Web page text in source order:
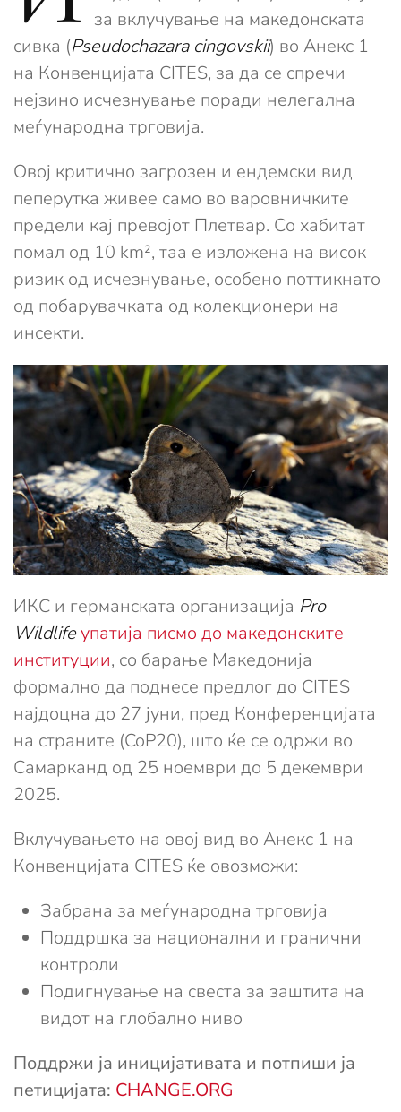
за вклучување на македонската
сивка (Pseudochazara cingovskii) во Анекс 1
на Конвенцијата CITES, за да се спречи
нејзино исчезнување поради нелегална
меѓународна трговија.
Овој критично загрозен и ендемски вид
пеперутка живее само во варовничките
предели кај превојот Плетвар. Со хабитат
помал од 10 km², таа е изложена на висок
ризик од исчезнување, особено поттикнато
од побарувачката од колекционери на
инсекти.
ИКС и германската организација Pro
Wildlifeупатија писмо до македонските
институции, со барање Македонија
формално да поднесе предлог до CITES
најдоцна до 27 јуни, пред Конференцијата
на страните (CoP20), што ќе се одржи во
Самарканд од 25 ноември до 5 декември
2025.
Вклучувањето на овој вид во Анекс 1 на
Конвенцијата CITES ќе овозможи:
Забрана за меѓународна трговија
Поддршка за национални и гранични
контроли
Подигнување на свеста за заштита на
видот на глобално ниво
Поддржи ја иницијативата и потпиши ја
петицијата: CHANGE.ORG